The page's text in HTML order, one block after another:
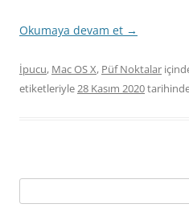
Okumaya devam et →
İpucu, Mac OS X, Püf Noktalar
etiketleriyle28 Kasım 2020